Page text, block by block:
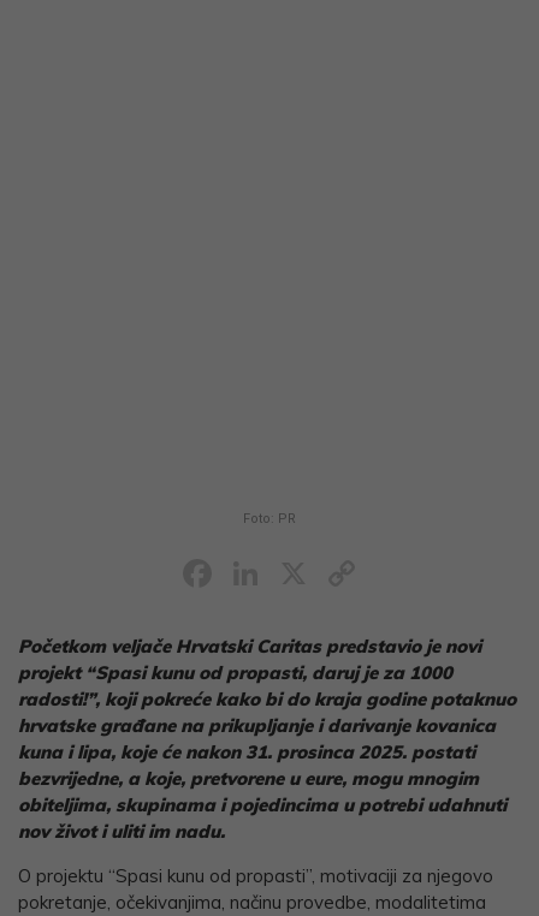
Foto: PR
Početkom veljače Hrvatski Caritas predstavio je novi
projekt “Spasi kunu od propasti, daruj je za 1000
radosti!”, koji pokreće kako bi do kraja godine potaknuo
hrvatske građane na prikupljanje i darivanje kovanica
kuna i lipa, koje će nakon 31. prosinca 2025. postati
bezvrijedne, a koje, pretvorene u eure, mogu mnogim
obiteljima, skupinama i pojedincima u potrebi udahnuti
nov život i uliti im nadu.
O projektu “Spasi kunu od propasti”, motivaciji za njegovo
pokretanje, očekivanjima, načinu provedbe, modalitetima